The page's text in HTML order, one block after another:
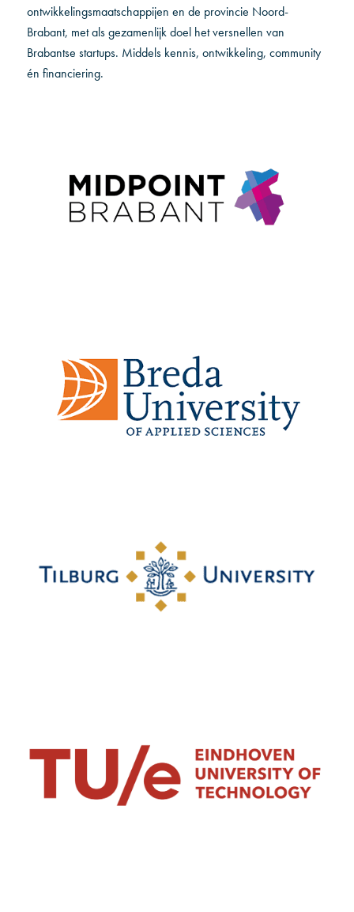
ontwikkelingsmaatschappijen en de provincie Noord-
Brabant, met als gezamenlijk doel het versnellen van
Brabantse startups. Middels kennis, ontwikkeling, community
én financiering.